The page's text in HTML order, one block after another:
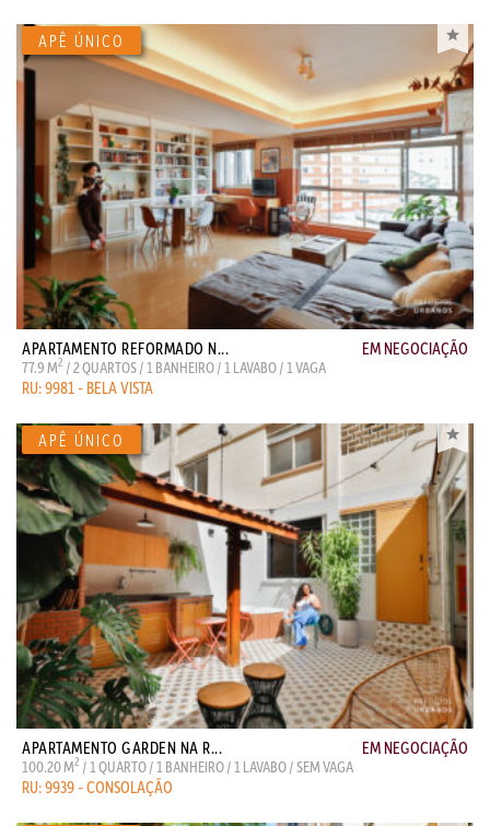
APARTAMENTO REFORMADO N... EM NEGOCIAÇÃO
77.9 M2 / 2 QUARTOS / 1 BANHEIRO / 1 LAVABO / 1 VAGA
RU: 9981 - BELA VISTA
APARTAMENTO GARDEN NA R... EM NEGOCIAÇÃO
100.20 M2 / 1 QUARTO / 1 BANHEIRO / 1 LAVABO / SEM VAGA
RU: 9939 - CONSOLAÇÃO